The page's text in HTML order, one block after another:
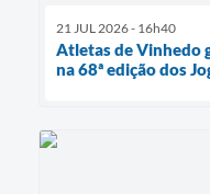
21 JUL 2026 - 16h40
Atletas de Vinhedo
na 68ª edição dos